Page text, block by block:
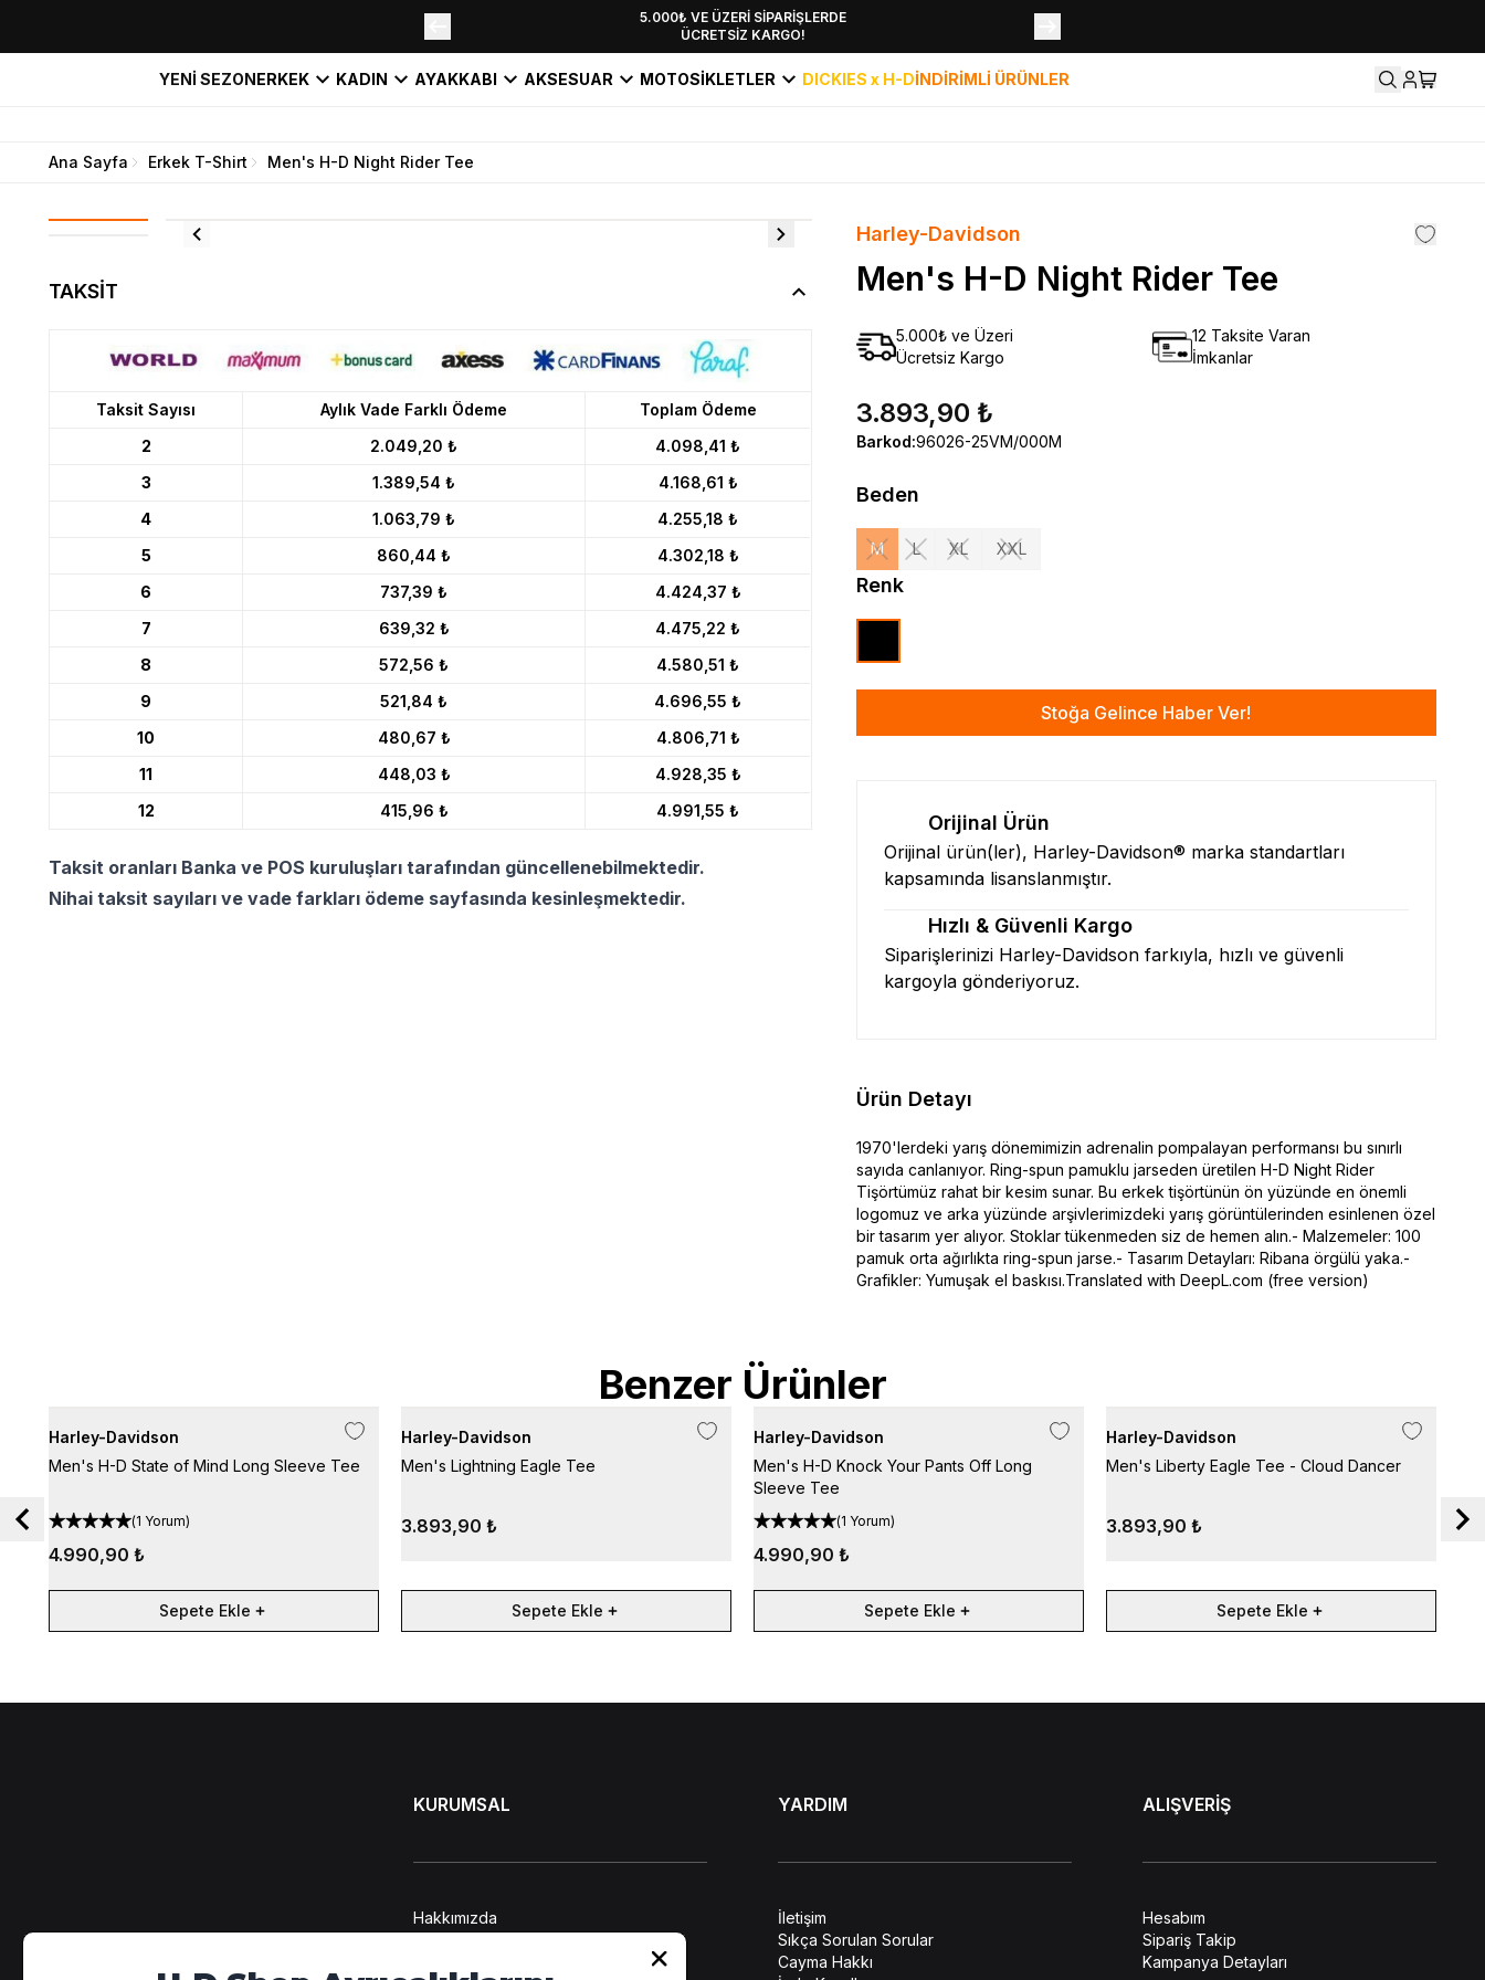
5.000₺ VE ÜZERİ SİPARİŞLERDE
ÜCRETSİZ KARGO!
YENİ SEZON KOLEKSİYONU EKLENDİ,
HEMEN KEŞFET!
YENİ SEZONERKEK KADIN AYAKKABI AKSESUAR MOTOSİKLETLER DICKIES x H-DİNDİRİMLİ ÜRÜNLER
Ana Sayfa Erkek T-Shirt Men's H-D Night Rider Tee
TAKSİT
Taksit Sayısı Aylık Vade Farklı Ödeme
Toplam Ödeme
2
2.049,20 ₺
4.098,41 ₺
3
1.389,54 ₺
4.168,61 ₺
4
1.063,79 ₺
4.255,18 ₺
5
860,44 ₺
4.302,18 ₺
6
737,39 ₺
4.424,37 ₺
7
639,32 ₺
4.475,22 ₺
8
572,56 ₺
4.580,51 ₺
9
521,84 ₺
4.696,55 ₺
10
480,67 ₺
4.806,71 ₺
11
448,03 ₺
4.928,35 ₺
12
415,96 ₺ 4.991,55 ₺
Taksit oranları Banka ve POS kuruluşları tarafından güncellenebilmektedir.
Nihai taksit sayıları ve vade farkları ödeme sayfasında kesinleşmektedir.
Harley-Davidson
Men's H-D Night Rider Tee
5.000₺ ve Üzeri
Ücretsiz Kargo
12 Taksite Varan
İmkanlar
3.893,90 ₺
Barkod:96026-25VM/000M
Beden
M L XL XXL
Renk
Stoğa Gelince Haber Ver!
Orijinal Ürün
Orijinal ürün(ler), Harley-Davidson® marka standartları
kapsamında lisanslanmıştır.
Hızlı & Güvenli Kargo
Siparişlerinizi Harley-Davidson farkıyla, hızlı ve güvenli
kargoyla gönderiyoruz.
Ürün Detayı
1970'lerdeki yarış dönemimizin adrenalin pompalayan performansı bu sınırlı
sayıda canlanıyor. Ring-spun pamuklu jarseden üretilen H-D Night Rider
Tişörtümüz rahat bir kesim sunar. Bu erkek tişörtünün ön yüzünde en önemli
logomuz ve arka yüzünde arşivlerimizdeki yarış görüntülerinden esinlenen özel
bir tasarım yer alıyor. Stoklar tükenmeden siz de hemen alın.- Malzemeler: 100
pamuk orta ağırlıkta ring-spun jarse.- Tasarım Detayları: Ribana örgülü yaka.-
Grafikler: Yumuşak el baskısı.Translated with DeepL.com (free version)
Benzer Ürünler
Harley-Davidson
Men's H-D State of Mind Long Sleeve Tee
(1 Yorum)
4.990,90 ₺
Sepete Ekle
Harley-Davidson
Men's Lightning Eagle Tee
3.893,90 ₺
Sepete Ekle
Harley-Davidson
Men's H-D Knock Your Pants Off Long
Sleeve Tee
(1 Yorum)
4.990,90 ₺
Sepete Ekle
Harley-Davidson
Men's Liberty Eagle Tee - Cloud Dancer
3.893,90 ₺
Sepete Ekle
KURUMSAL
Hakkımızda
YARDIM
İletişim
Sıkça Sorulan Sorular
Cayma Hakkı
ALIŞVERİŞ
Hesabım
Sipariş Takip
Kampanya Detayları